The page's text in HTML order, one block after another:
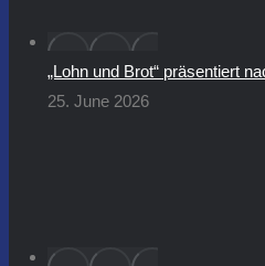
„Lohn und Brot“ präsentiert
25. June 2026